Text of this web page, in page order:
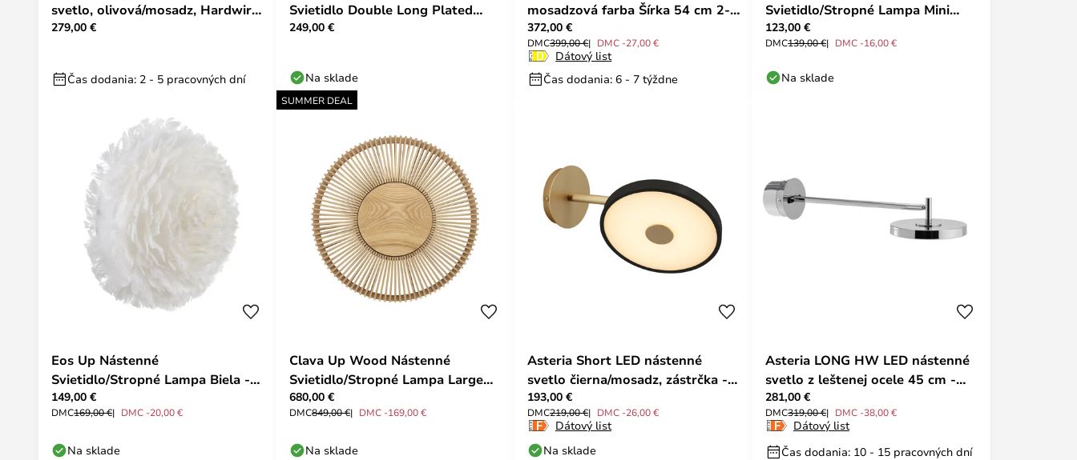
svetlo, olivová/mosadz, Hardwire
- UMAGE
279,00 €
Čas dodania: 2 - 5 pracovných dní
Svietidlo Double Long Plated
Brass - UMAGE
249,00 €
Na sklade
mosadzová farba Šírka 54 cm 2-
pl. - UMAGE
372,00 €
DMC399,00 € DMC -27,00 €
Dátový list
Čas dodania: 6 - 7 týždne
Svietidlo/Stropné Lampa Mini
Biela - UMAGE
123,00 €
DMC139,00 € DMC -16,00 €
Na sklade
Eos Up Nástenné
Svietidlo/Stropné Lampa Biela -
UMAGE
149,00 €
DMC169,00 € DMC -20,00 €
Na sklade
SUMMER DEAL
Clava Up Wood Nástenné
Svietidlo/Stropné Lampa Large
Oak - UMAGE
680,00 €
DMC849,00 € DMC -169,00 €
Na sklade
Asteria Short LED nástenné
svetlo čierna/mosadz, zástrčka -
UMAGE
193,00 €
DMC219,00 € DMC -26,00 €
Dátový list
Na sklade
Asteria LONG HW LED nástenné
svetlo z leštenej ocele 45 cm -
UMAGE
281,00 €
DMC319,00 € DMC -38,00 €
Dátový list
Čas dodania: 10 - 15 pracovných dní